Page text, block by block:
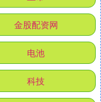
金股配资网
电池
科技